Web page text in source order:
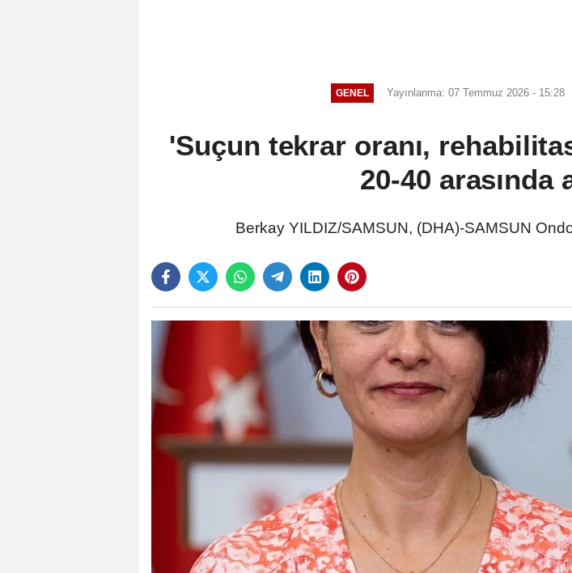
GENEL Yayınlanma: 07 Temmuz 2026 - 15:28
'Suçun tekrar oranı,
20-40 arasında
Berkay YILDIZ/SAMSUN, (DHA)-SAMSUN